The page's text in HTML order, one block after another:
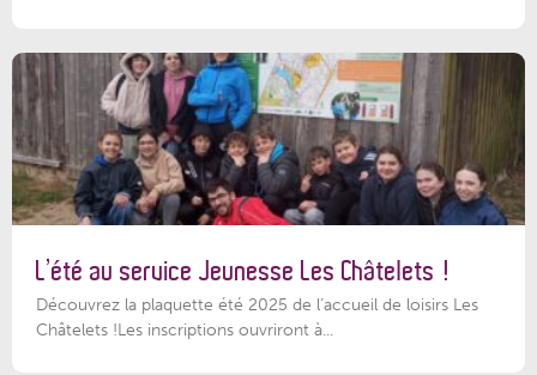
L’été au service Jeunesse Les Châtelets !
Découvrez la plaquette été 2025 de l’accueil de loisirs Les
Châtelets !Les inscriptions ouvriront à...